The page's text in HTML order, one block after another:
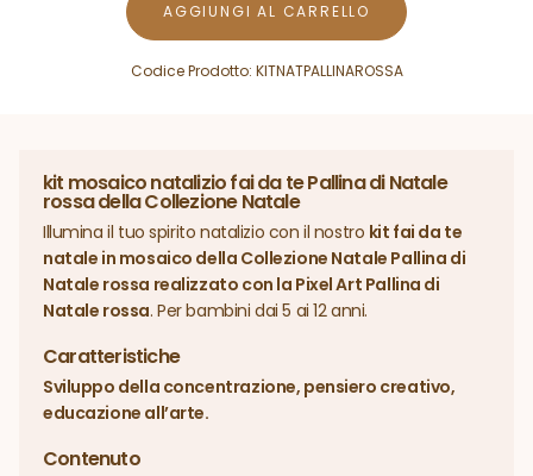
AGGIUNGI AL CARRELLO
Codice Prodotto: KITNATPALLINAROSSA
kit mosaico natalizio fai da te Pallina di Natale
rossa della Collezione Natale
Illumina il tuo spirito natalizio con il nostro kit fai da te
natale in mosaico della Collezione Natale Pallina di
Natale rossa realizzato con la Pixel Art Pallina di
Natale rossa. Per bambini dai 5 ai 12 anni.
Caratteristiche
Sviluppo della concentrazione, pensiero creativo,
educazione all’arte.
Contenuto